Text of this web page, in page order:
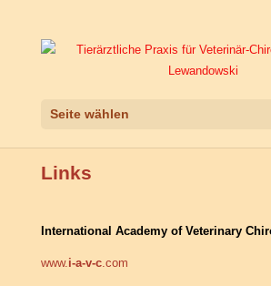
Seite wählen
Links
International Academy of Veterinary
www.i-a-v-c.com